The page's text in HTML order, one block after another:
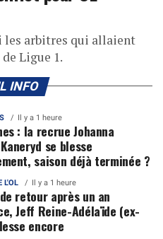
les arbitres qui allaient
Ligue 1.
INFO
Il y a 1 heure
: la recrue Johanna
se blesse
saison déjà terminée ?
L'OL Il y a 1 heure
retour après un an
Jeff Reine-Adélaïde (ex-
encore